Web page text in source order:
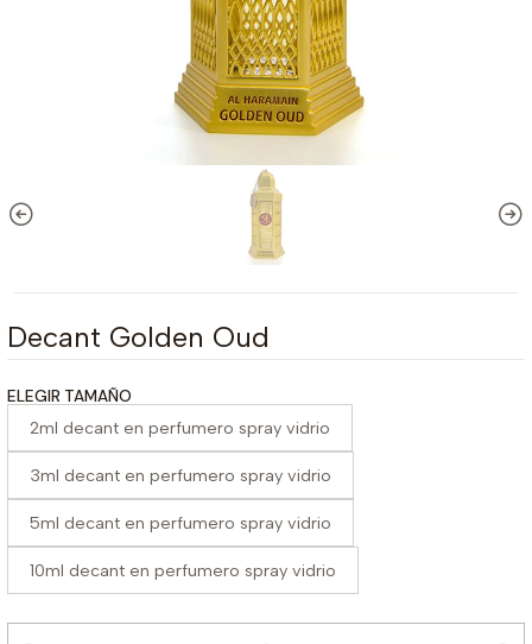
Decant Golden Oud
ELEGIR TAMAÑO
2ml decant en perfumero spray vidrio
3ml decant en perfumero spray vidrio
5ml decant en perfumero spray vidrio
10ml decant en perfumero spray vidrio